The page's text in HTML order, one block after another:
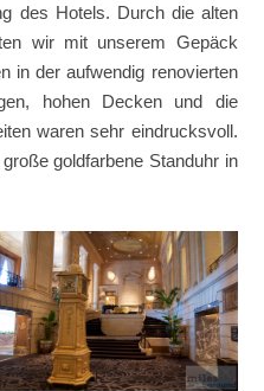
des Hotels. Durch die alten
wir mit unserem Gepäck
in der aufwendig renovierten
hohen Decken und die
waren sehr eindrucksvoll.
goldfarbene Standuhr in